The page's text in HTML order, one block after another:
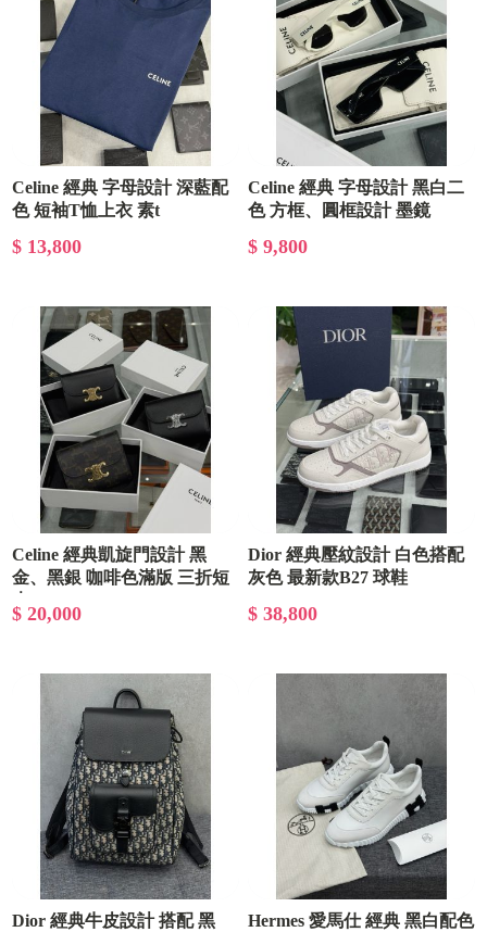
Celine 經典 字母設計 深藍配
色 短袖T恤上衣 素t
$ 13,800
Celine 經典 字母設計 黑白二
色 方框、圓框設計 墨鏡
$ 9,800
Celine 經典凱旋門設計 黑
金、黑銀 咖啡色滿版 三折短
$ 20,000
Dior 經典壓紋設計 白色搭配
灰色 最新款B27 球鞋
$ 38,800
Dior 經典牛皮設計 搭配 黑
Hermes 愛馬仕 經典 黑白配色